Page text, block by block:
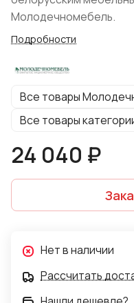
Молодечномебель.
Подробности
Все товары
Все товары
24 040 ₽
Нет в наличии
Рассчитать